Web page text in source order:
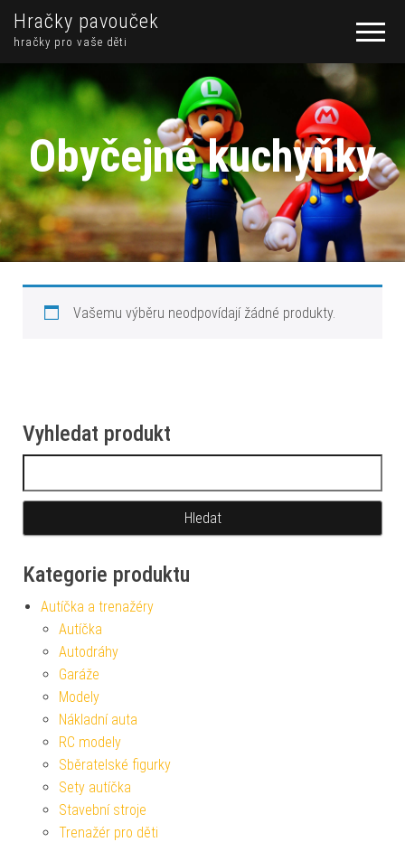
Hračky pavouček
hračky pro vaše děti
Obyčejné kuchyňky
Vašemu výběru neodpovídají žádné produkty.
Vyhledat produkt
Kategorie produktu
Autíčka a trenažéry
Autíčka
Autodráhy
Garáže
Modely
Nákladní auta
RC modely
Sběratelské figurky
Sety autíčka
Stavební stroje
Trenažér pro děti